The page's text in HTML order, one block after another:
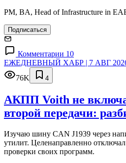
PM, BA, Head of Infrastructure in
Подписаться
Комментарии 10
ЕЖЕДНЕВНЫЙ ХАБР | 7 АВГ
76K
4
АКПП Voith не
второй передачи:
Изучаю шину CAN J1939 через
утилит. Целенаправленно
проверки своих программ.